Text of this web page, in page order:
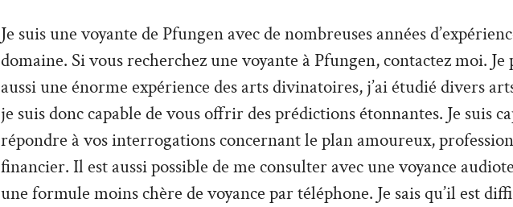
Je suis une voyante de Pfungen avec de nombreuses années
domaine. Si vous recherchez une voyante à Pfungen, contactez moi. Je
aussi une énorme expérience des arts divinatoires, j’ai étudié divers
je suis donc capable de vous offrir des prédictions étonnantes. Je suis
répondre à vos interrogations concernant le plan amoureux,
financier. Il est aussi possible de me consulter avec une voyance
une formule moins chère de voyance par téléphone. Je sais qu’il est